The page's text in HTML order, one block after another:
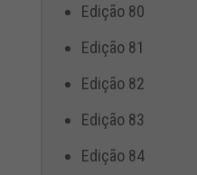
Edição 80
Edição 81
Edição 82
Edição 83
Edição 84